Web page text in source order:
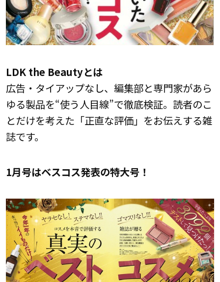
LDK the Beautyとは
広告・タイアップなし、編集部と専門家があら
ゆる製品を“使う人目線”で徹底検証。読者のこ
とだけを考えた「正直な評価」をお伝えする雑
誌です。
1月号はベスコス発表の特大号！